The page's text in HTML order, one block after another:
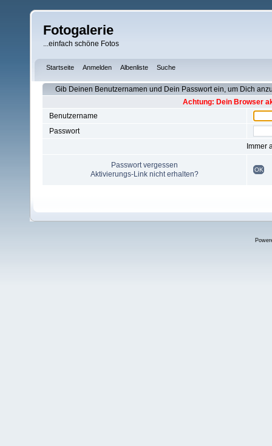
Fotogalerie
...einfach schöne Fotos
Startseite Anmelden Albenliste Suche
Gib Deinen Benutzernamen und Dein Passwort ein, um Dich
Achtung: Dein Browser
Benutzername
Passwort
Immer
Passwort vergessen
Aktivierungs-Link nicht erhalten?
OK